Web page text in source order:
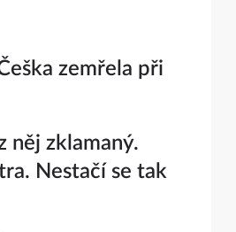
zemřela při
něj zklamaný.
Nestačí se tak